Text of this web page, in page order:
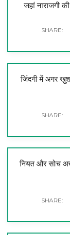
जहां नाराजगी
जिंदगी में अगर
नियत और सोच